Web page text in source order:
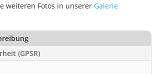
weiteren Fotos in unserer Galerie
(GPSR)